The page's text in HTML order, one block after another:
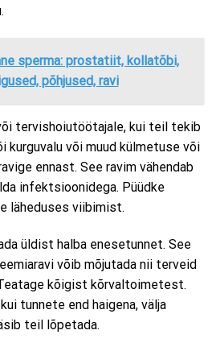
sperma: prostatiit, kollatõbi,
põhjused, ravi
tervishoiutöötajale, kui teil tekib
kurguvalu või muud külmetuse või
ennast. See ravim vähendab
infektsioonidega. Püüdke
läheduses viibimist.
üldist halba enesetunnet. See
võib mõjutada nii terveid
kõigist kõrvaltoimetest.
tunnete end haigena, välja
teil lõpetada.